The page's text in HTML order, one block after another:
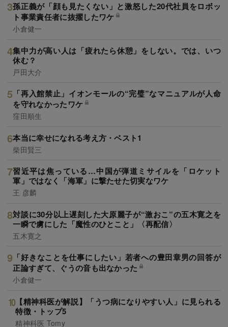
孫正義が「顔も見たくない」と激怒した20代社員をロボッ
ト事業責任者に抜擢したワケ
小倉健一
集中力が高い人は「疲れたら休憩」をしない。では、いつ
休む？
戸田大介
「再入館禁止」イオンモールの“完璧”なマニュアルが人命
を守れなかったワケ
窪田順生
本当に幸せになれる考え方・ベスト1
柴田賢三
習近平は焦っている…中国が弾道ミサイルを「ロケット
軍」ではなく「海軍」に撃たせた切実なワケ
王 彦麟
対談に30分以上遅刻した大原麗子が“激おこ”の五木寛之を
一瞬で虜にした「魔性のひとこと」〈再配信〉
五木寛之
「好きなことを仕事にしたい」若者への豊田章男の回答が
正論すぎて、ぐうの音も出なかった
小倉健一
【精神科医が解説】「うつ病になりやすい人」に見られる
特徴・トップ5
精神科医 Tomy